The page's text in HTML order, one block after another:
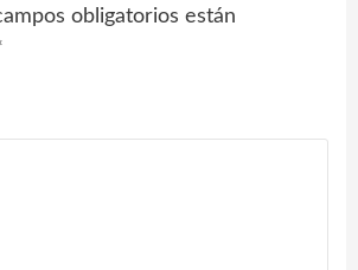
obligatorios están